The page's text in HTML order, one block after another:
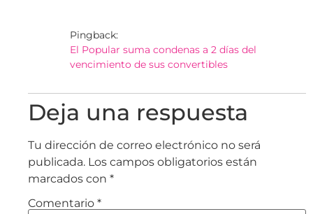
Pingback:
El Popular suma condenas a 2 días del
vencimiento de sus convertibles
Deja una respuesta
Tu dirección de correo electrónico no será
publicada. Los campos obligatorios están
marcados con *
Comentario *